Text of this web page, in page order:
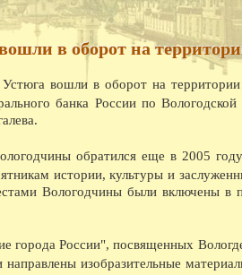
закончили строительство тракта
08.1940 - Как сообщает газета Красный
пятиэтажный жилой дом на 57
насосной станции.
08.1940 - На заводе Северный
марок лесовозов, и имеющего
лесовоз в Советском Союзе.
08.1941 - В ответ на наглое нападение
обеспечили выполнение и
явился ВПВРЗ, которому присуждено
08.1941 - На Вологодском
Весь заработок перечислен в фонд
08.1945 - На ВПВРЗ начался выпуск
ширпотреба на швейной фабрике 1 на
08.1945 - Коллектив пристани Вологда
08.1954 - Гастрольные спектакли
08.1955 - Археологические раскопки в
08.1960 - Бригаде кузнецов ВПВРЗ,
в оборот на
вошли в оборот на
банка России по Вологодской
обратился еще в 2005
истории, культуры и
Вологодчины были включены в
города России", посвященных
изобразительные